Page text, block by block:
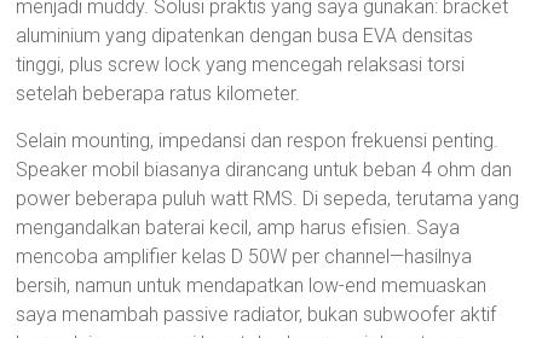
menjadi muddy. Solusi praktis yang saya gunakan: bracket
aluminium yang dipatenkan dengan busa EVA densitas
tinggi, plus screw lock yang mencegah relaksasi torsi
setelah beberapa ratus kilometer.
Selain mounting, impedansi dan respon frekuensi penting.
Speaker mobil biasanya dirancang untuk beban 4 ohm dan
power beberapa puluh watt RMS. Di sepeda, terutama yang
mengandalkan baterai kecil, amp harus efisien. Saya
mencoba amplifier kelas D 50W per channel—hasilnya
bersih, namun untuk mendapatkan low-end memuaskan
saya menambah passive radiator, bukan subwoofer aktif